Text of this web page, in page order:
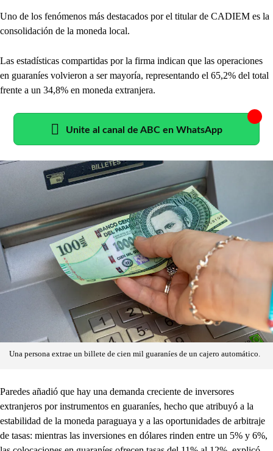
Uno de los fenómenos más destacados por el titular de CADIEM es la
consolidación de la moneda local.
Las estadísticas compartidas por la firma indican que las operaciones
en guaraníes volvieron a ser mayoría, representando el 65,2% del total
frente a un 34,8% en moneda extranjera.
Unite al canal de ABC en WhatsApp
Una persona extrae un billete de cien mil guaraníes de un cajero automático.
Paredes añadió que hay una demanda creciente de inversores
extranjeros por instrumentos en guaraníes, hecho que atribuyó a la
estabilidad de la moneda paraguaya y a las oportunidades de arbitraje
de tasas: mientras las inversiones en dólares rinden entre un 5% y 6%,